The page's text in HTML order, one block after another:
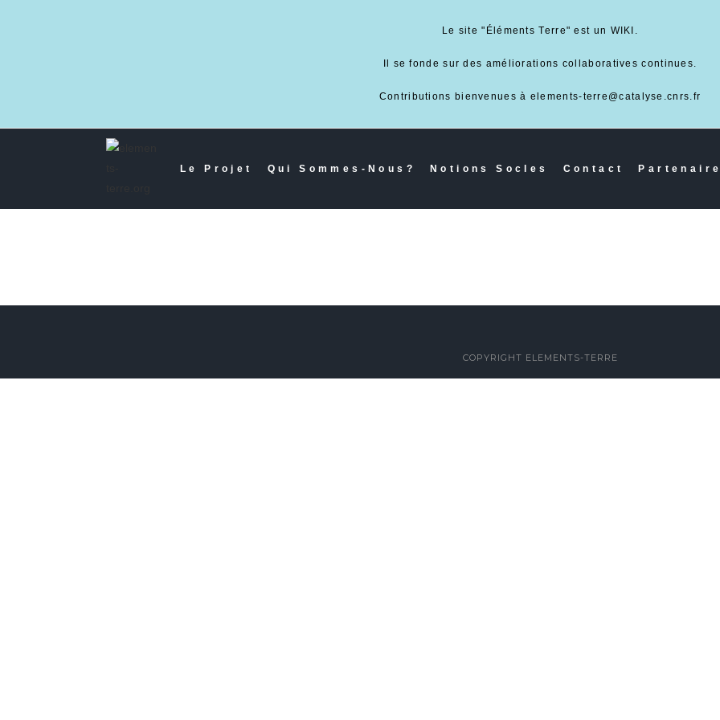
Le site "Éléments Terre" est un WIKI.
Il se fonde sur des améliorations collaboratives continues.
Contributions bienvenues à elements-terre@catalyse.cnrs.fr
Le Projet Qui Sommes-Nous? Notions Socles Contact
COPYRIGHT ELEMENTS-TERRE